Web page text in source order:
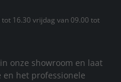
16.30 vrijdag van 09.00 tot
onze showroom en laat
het professionele